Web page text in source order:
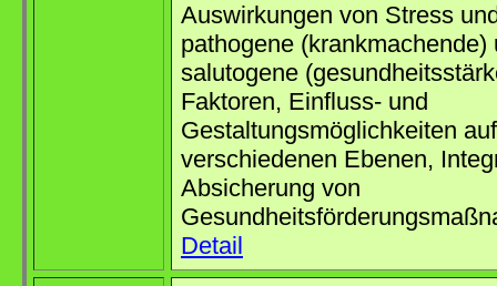
Auswirkungen von Stress
pathogene (krankmachende)
salutogene
Faktoren, Einfluss- und
Gestaltungsmöglichkeiten auf
verschiedenen Ebenen,
Absicherung von
Detail